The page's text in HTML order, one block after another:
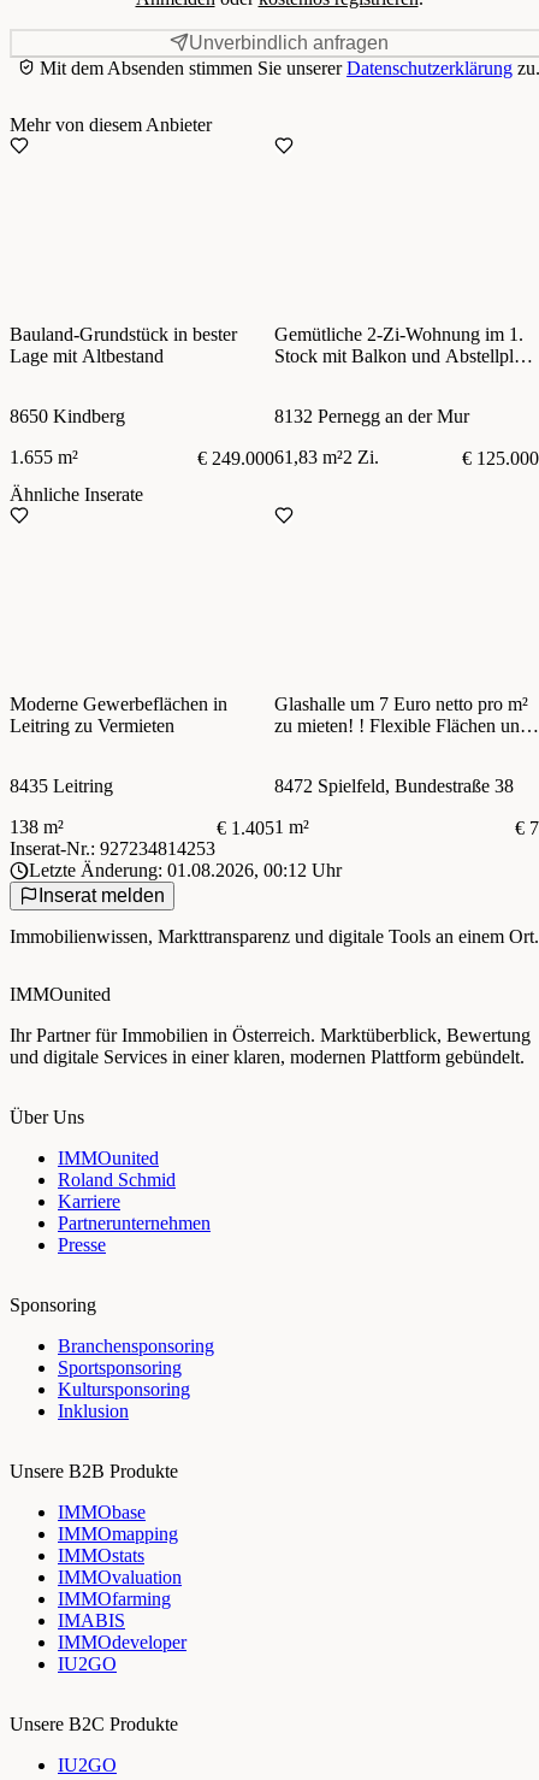
Unverbindlich anfragen
Mit dem Absenden stimmen Sie unsererDatenschutzerklärung zu.
Mehr von diesem Anbieter
Bauland-Grundstück in bester
Lage mit Altbestand
8650 Kindberg
1.655 m²
€ 249.000
Gemütliche 2-Zi-Wohnung im 1.
Stock mit Balkon und Abstellplatz
8132 Pernegg an der Mur
61,83 m²2 Zi.
€ 125.000
Ähnliche Inserate
Moderne Gewerbeflächen in
Leitring zu Vermieten
8435 Leitring
138 m²
€ 1.405
Glashalle um 7 Euro netto pro m²
zu mieten! ! Flexible Flächen und
Sichtbarkeit
8472 Spielfeld, Bundestraße 38
1 m²
€ 7
Inserat-Nr.: 927234814253
Letzte Änderung: 01.08.2026, 00:12 Uhr
Inserat melden
Immobilienwissen, Markttransparenz und digitale Tools an einem Ort.
IMMOunited
Ihr Partner für Immobilien in Österreich. Marktüberblick, Bewertung
und digitale Services in einer klaren, modernen Plattform gebündelt.
Über Uns
IMMOunited
Roland Schmid
Karriere
Partnerunternehmen
Presse
Sponsoring
Branchensponsoring
Sportsponsoring
Kultursponsoring
Inklusion
Unsere B2B Produkte
IMMObase
IMMOmapping
IMMOstats
IMMOvaluation
IMMOfarming
IMABIS
IMMOdeveloper
IU2GO
Unsere B2C Produkte
IU2GO